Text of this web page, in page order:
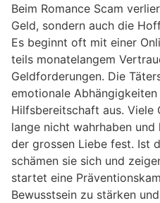
Beim Romance Scam
Geld, sondern auch die
Es beginnt oft mit einer
teils monatelangem
Geldforderungen. Die
emotionale
Hilfsbereitschaft aus. Viele
lange nicht wahrhaben
der grossen Liebe fest. Ist
schämen sie sich und
startet eine
Bewusstsein zu stärken